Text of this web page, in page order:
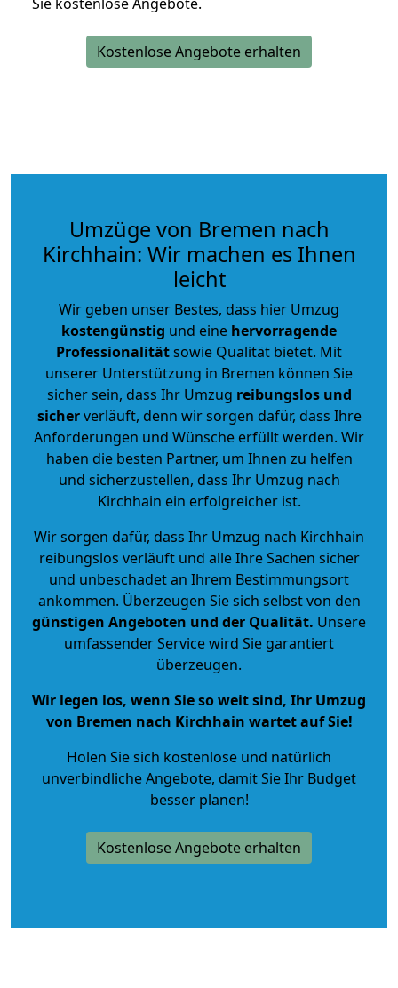
Kostenlose Angebote erhalten
Umzüge von Bremen nach
Kirchhain: Wir machen es Ihnen
leicht
Wir geben unser Bestes, dass hier Umzug
kostengünstig und eine hervorragende
Professionalitätsowie Qualität bietet. Mit
unserer Unterstützung in Bremen können Sie
sicher sein, dass Ihr Umzug reibungslos und
sicherverläuft, denn wir sorgen dafür, dass Ihre
Anforderungen und Wünsche erfüllt werden. Wir
haben die besten Partner, um Ihnen zu helfen
und sicherzustellen, dass Ihr Umzug nach
Kirchhain ein erfolgreicher ist.
Wir sorgen dafür, dass Ihr Umzug nach Kirchhain
reibungslos verläuft und alle Ihre Sachen sicher
und unbeschadet an Ihrem Bestimmungsort
ankommen. Überzeugen Sie sich selbst von den
günstigen Angeboten und der Qualität. Unsere
umfassender Service wird Sie garantiert
überzeugen.
Wir legen los, wenn Sie so weit sind, Ihr Umzug
von Bremen nach Kirchhain wartet auf Sie!
Holen Sie sich kostenlose und natürlich
unverbindliche Angebote, damit Sie Ihr Budget
besser planen!
Kostenlose Angebote erhalten